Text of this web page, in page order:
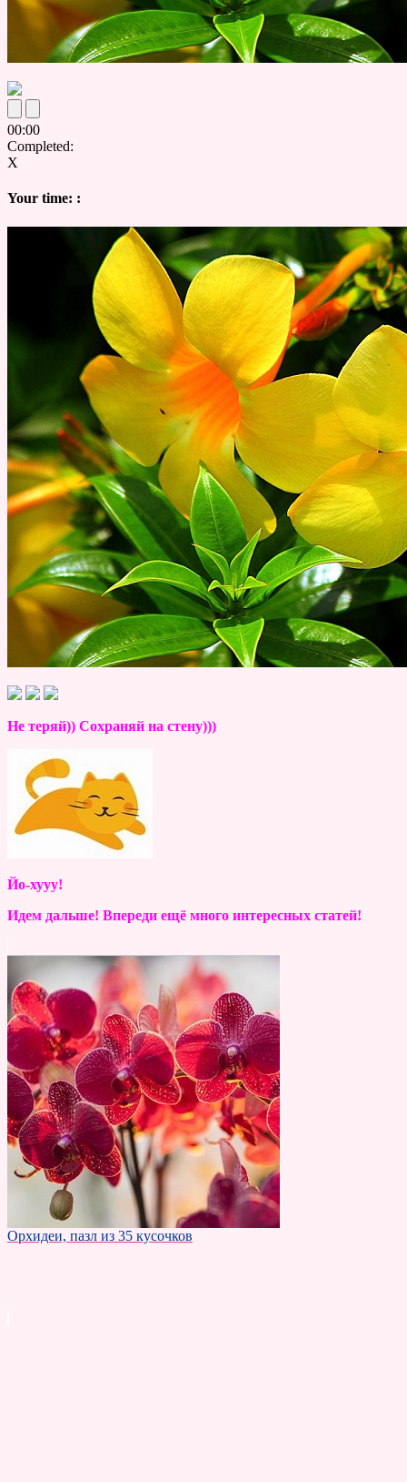
00:00
Completed:
X
Your time: :
Не теряй)) Сохраняй на стену)))
Йо-хууу!
Идем дальше! Впереди ещё много интересных статей!
Орхидеи, пазл из 35 кусочков